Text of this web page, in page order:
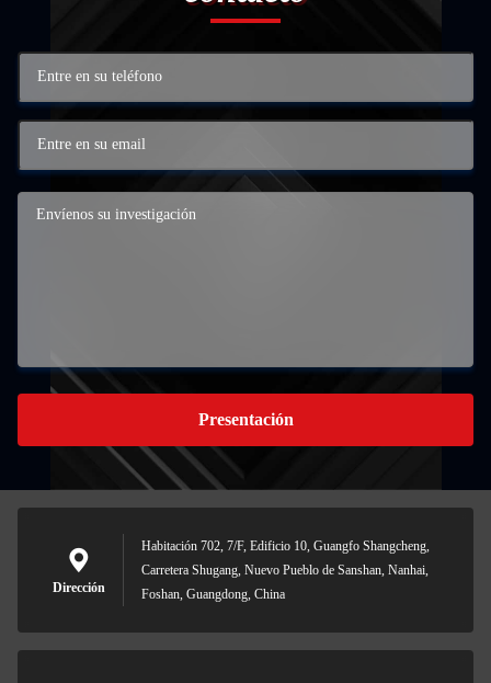
Presentación
Dirección
Habitación 702, 7/F, Edificio 10, Guangfo Shangcheng,
Carretera Shugang, Nuevo Pueblo de Sanshan, Nanhai,
Foshan, Guangdong, China